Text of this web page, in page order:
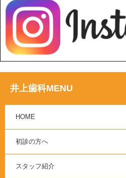
井上歯科MENU
HOME
初診の方へ
スタッフ紹介